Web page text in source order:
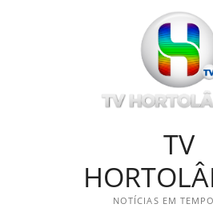
TV
NOTÍCIAS EM